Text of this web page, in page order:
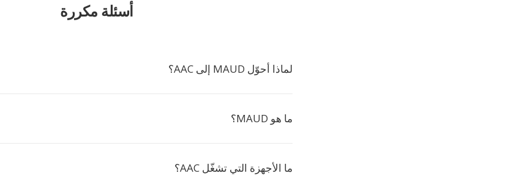
أسئلة مكررة
لماذا أحوّل MAUD إلى AAC؟
ما هو MAUD؟
ما الأجهزة التي تشغّل AAC؟